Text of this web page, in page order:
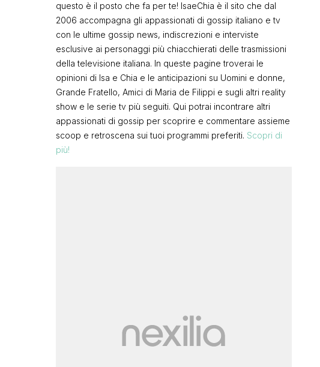
questo è il posto che fa per te! IsaeChia è il sito che dal
2006 accompagna gli appassionati di gossip italiano e tv
con le ultime gossip news, indiscrezioni e interviste
esclusive ai personaggi più chiacchierati delle trasmissioni
della televisione italiana. In queste pagine troverai le
opinioni di Isa e Chia e le anticipazioni su Uomini e donne,
Grande Fratello, Amici di Maria de Filippi e sugli altri reality
show e le serie tv più seguiti. Qui potrai incontrare altri
appassionati di gossip per scoprire e commentare assieme
scoop e retroscena sui tuoi programmi preferiti. Scopri di
più!